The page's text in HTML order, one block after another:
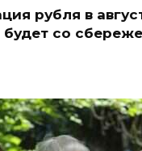
рубля в
будет со